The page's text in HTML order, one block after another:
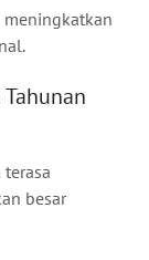
meningkatkan
besar